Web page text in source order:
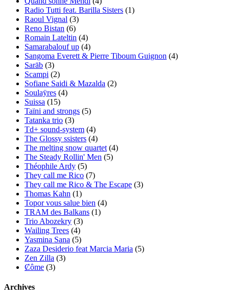
Radio Tutti feat. Barilla Sisters (1)
Raoul Vignal (3)
Reno Bistan (6)
Romain Lateltin (4)
Samarabalouf up (4)
Sangoma Everett & Pierre Tiboum Guignon (4)
Sarāb (3)
Scampi (2)
Sofiane Saidi & Mazalda (2)
Soulaÿres (4)
Suissa (15)
Taïni and strongs (5)
Tatanka trio (3)
Td+ sound-system (4)
The Glossy ssisters (4)
The melting snow quartet (4)
The Steady Rollin' Men (5)
Théophile Ardy (5)
They call me Rico (7)
They call me Rico & The Escape (3)
Thomas Kahn (1)
Topor vous salue bien (4)
TRAM des Balkans (1)
Trio Abozekry (3)
Wailing Trees (4)
Yasmina Sana (5)
Zaza Desiderio feat Marcia Maria (5)
Zen Zilla (3)
Ȼôme (3)
Archives